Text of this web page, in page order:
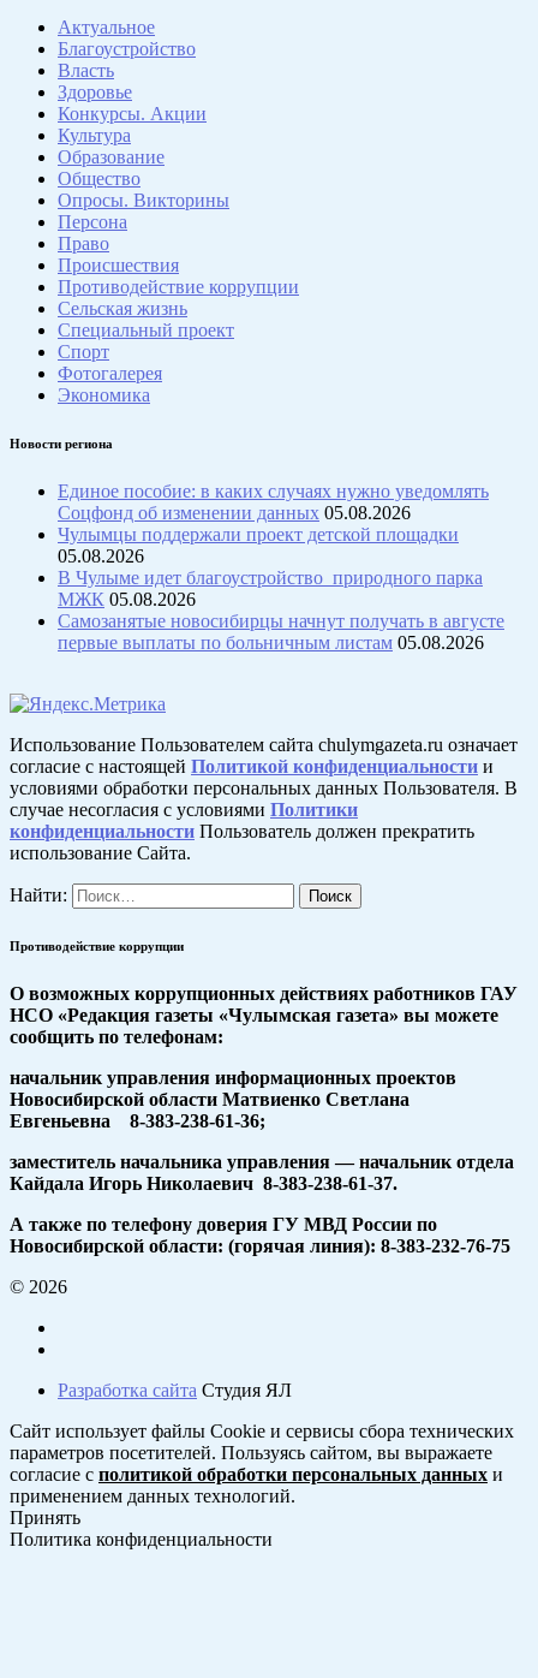
Актуальное
Благоустройство
Власть
Здоровье
Конкурсы. Акции
Культура
Образование
Общество
Опросы. Викторины
Персона
Право
Происшествия
Противодействие коррупции
Сельская жизнь
Специальный проект
Спорт
Фотогалерея
Экономика
Новости региона
Единое пособие: в каких случаях нужно уведомлять
Соцфонд об изменении данных 05.08.2026
Чулымцы поддержали проект детской площадки
05.08.2026
В Чулыме идет благоустройство природного парка
МЖК 05.08.2026
Самозанятые новосибирцы начнут получать в августе
первые выплаты по больничным листам 05.08.2026
Использование Пользователем сайта chulymgazeta.ru означает
согласие с настоящей Политикой конфиденциальности и
условиями обработки персональных данных Пользователя. В
случае несогласия с условиями Политики
конфиденциальности Пользователь должен прекратить
использование Сайта.
Найти:
Противодействие коррупции
О возможных коррупционных действиях работников ГАУ
НСО «Редакция газеты «Чулымская газета» вы можете
сообщить по телефонам:
начальник управления информационных проектов
Новосибирской области Матвиенко Светлана
Евгеньевна 8-383-238-61-36;
заместитель начальника управления — начальник отдела
Кайдала Игорь Николаевич 8-383-238-61-37.
А также по телефону доверия ГУ МВД России по
Новосибирской области: (горячая линия): 8-383-232-76-75
© 2026
Разработка сайта Студия ЯЛ
Сайт использует файлы Cookie и сервисы сбора технических
параметров посетителей. Пользуясь сайтом, вы выражаете
согласие с политикой обработки персональных данных и
применением данных технологий.
Принять
Политика конфиденциальности